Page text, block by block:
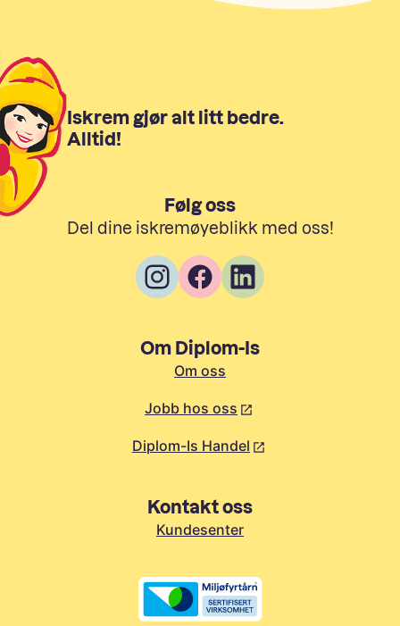
Iskrem gjør alt litt bedre.
Alltid!
Følg oss
Del dine iskremøyeblikk med oss!
Om Diplom-Is
Om oss
Jobb hos oss
Diplom-Is Handel
Kontakt oss
Kundesenter